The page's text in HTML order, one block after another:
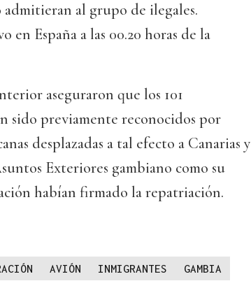
al grupo de ilegales.
España a las 00.20 horas de la
aseguraron que los 101
sido previamente reconocidos por
desplazadas a tal efecto a Canarias y
Exteriores gambiano como su
habían firmado la repatriación.
AVIÓN INMIGRANTES
GAMBIA